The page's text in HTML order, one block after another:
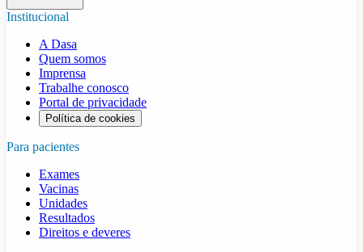
Institucional
A Dasa
Quem somos
Imprensa
Trabalhe conosco
Portal de privacidade
Política de cookies
Para pacientes
Exames
Vacinas
Unidades
Resultados
Direitos e deveres